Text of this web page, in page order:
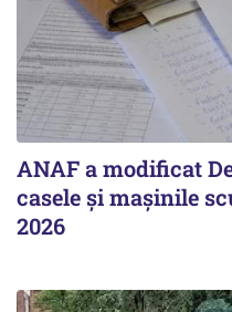
ANAF a modificat
casele și mașinile
2026